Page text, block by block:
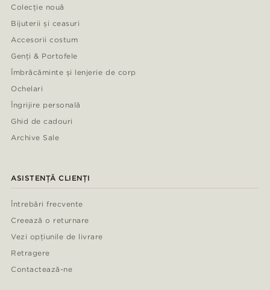
Colecție nouă
Bijuterii și ceasuri
Accesorii costum
Genți & Portofele
Îmbrăcăminte și lenjerie de corp
Ochelari
Îngrijire personală
Ghid de cadouri
Archive Sale
ASISTENȚĂ CLIENȚI
Întrebări frecvente
Creează o returnare
Vezi opțiunile de livrare
Retragere
Contactează-ne